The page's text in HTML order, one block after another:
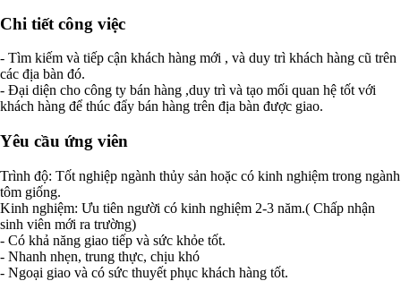
Chi tiết công việc
- Tìm kiếm và tiếp cận khách hàng mới , và duy trì khách hàng cũ trên
các địa bàn đó.
- Đại diện cho công ty bán hàng ,duy trì và tạo mối quan hệ tốt với
khách hàng để thúc đẩy bán hàng trên địa bàn được giao.
Yêu cầu ứng viên
Trình độ: Tốt nghiệp ngành thủy sản hoặc có kinh nghiệm trong ngành
tôm giống.
Kinh nghiệm: Ưu tiên người có kinh nghiệm 2-3 năm.( Chấp nhận
sinh viên mới ra trường)
- Có khả năng giao tiếp và sức khỏe tốt.
- Nhanh nhẹn, trung thực, chịu khó
- Ngoại giao và có sức thuyết phục khách hàng tốt.